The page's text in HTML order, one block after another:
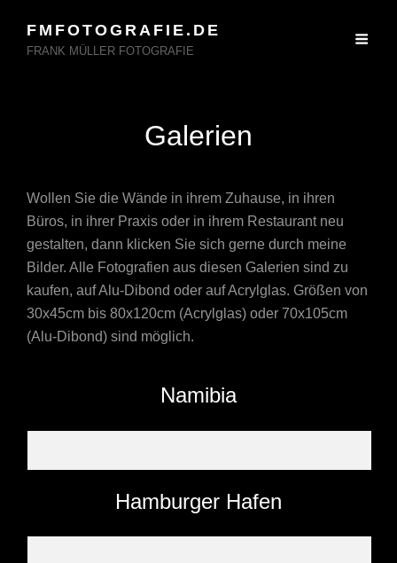
FMFOTOGRAFIE.DE
FRANK MÜLLER FOTOGRAFIE
Galerien
Wollen Sie die Wände in ihrem Zuhause, in ihren
Büros, in ihrer Praxis oder in ihrem Restaurant neu
gestalten, dann klicken Sie sich gerne durch meine
Bilder. Alle Fotografien aus diesen Galerien sind zu
kaufen, auf Alu-Dibond oder auf Acrylglas. Größen von
30x45cm bis 80x120cm (Acrylglas) oder 70x105cm
(Alu-Dibond) sind möglich.
Namibia
Hamburger Hafen